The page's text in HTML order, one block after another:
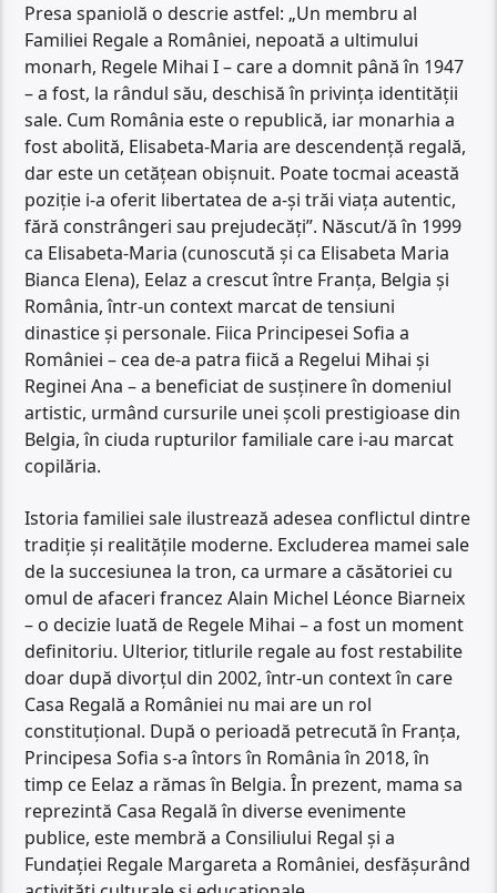
Presa spaniolă o descrie astfel: „Un membru al
Familiei Regale a României, nepoată a ultimului
monarh, Regele Mihai I – care a domnit până în 1947
– a fost, la rândul său, deschisă în privința identității
sale. Cum România este o republică, iar monarhia a
fost abolită, Elisabeta-Maria are descendență regală,
dar este un cetățean obișnuit. Poate tocmai această
poziție i-a oferit libertatea de a-și trăi viața autentic,
fără constrângeri sau prejudecăți”. Născut/ă în 1999
ca Elisabeta-Maria (cunoscută și ca Elisabeta Maria
Bianca Elena), Eelaz a crescut între Franța, Belgia și
România, într-un context marcat de tensiuni
dinastice și personale. Fiica Principesei Sofia a
României – cea de-a patra fiică a Regelui Mihai și
Reginei Ana – a beneficiat de susținere în domeniul
artistic, urmând cursurile unei școli prestigioase din
Belgia, în ciuda rupturilor familiale care i-au marcat
copilăria.
Istoria familiei sale ilustrează adesea conflictul dintre
tradiție și realitățile moderne. Excluderea mamei sale
de la succesiunea la tron, ca urmare a căsătoriei cu
omul de afaceri francez Alain Michel Léonce Biarneix
– o decizie luată de Regele Mihai – a fost un moment
definitoriu. Ulterior, titlurile regale au fost restabilite
doar după divorțul din 2002, într-un context în care
Casa Regală a României nu mai are un rol
constituțional. După o perioadă petrecută în Franța,
Principesa Sofia s-a întors în România în 2018, în
timp ce Eelaz a rămas în Belgia. În prezent, mama sa
reprezintă Casa Regală în diverse evenimente
publice, este membră a Consiliului Regal și a
Fundației Regale Margareta a României, desfășurând